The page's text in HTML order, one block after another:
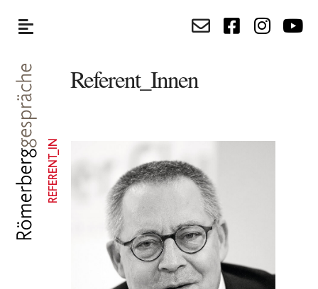
Referent_Innen
REFERENT_IN